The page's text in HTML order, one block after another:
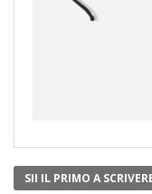
SII IL PRIMO A